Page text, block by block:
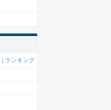
ランキング